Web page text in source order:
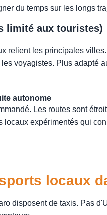
du temps sur les longs
limité aux touristes)
relient les principales
voyagistes. Plus adapté
autonome
Les routes sont
locaux expérimentés qui
locaux
disposent de taxis. Pas